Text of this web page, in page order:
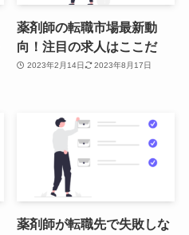
薬剤師の転職市場最新動
向！注目の求人はここだ
2023年2月14日 2023年8月17日
薬剤師が転職先で失敗しな